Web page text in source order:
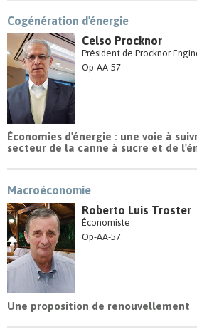
Cogénération d'énergie
Celso Procknor
Président de Procknor
Op-AA-57
Économies d'énergie : une voie à
secteur de la canne à sucre et de
Macroéconomie
Roberto Luis Troster
Économiste
Op-AA-57
Une proposition de renouvellement